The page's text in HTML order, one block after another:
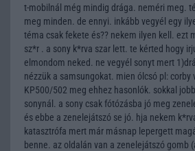
t-mobilnál még mindig drága. neméri meg.
meg minden. de ennyi. inkább vegyél egy
téma csak fekete és?? nekem ilyen kell. ezt
sz*r . a sony k*rva szar lett. te kérted hogy
elmondom neked. ne vegyél sonyt mert
nézzük a samsungokat. mien ólcsó pl: corby
KP500/502 meg ehhez hasonlók. sokkal
sonynál. a sony csak fótózásba jó meg
és ebbe a zenelejátszó se jó. hja nekem
katasztrófa mert már másnap lepergett
benne. az oldalán van a zenelejátszó gomb